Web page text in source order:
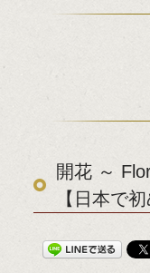
開花 ～
【日本で